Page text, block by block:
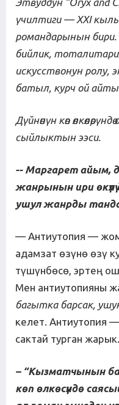
үчилтиги— XXI
романдарынын бири.
бийлик,
искусствонун ролу,
батыл, курч ой
Дүйнөнүн көп
сыйлыктын ээси.
-- Маргарет айым,
жанрынын ири өкүлү
ушул жанрды
— Антиутопия —
адамзат өзүнө өзү
түшүнбөсө, эртең
Мен антиутопияны
багытка барсак,
келет. Антиутопия
сактай турган жарык.
– “Кызматчынын
көп өлкөсүндө